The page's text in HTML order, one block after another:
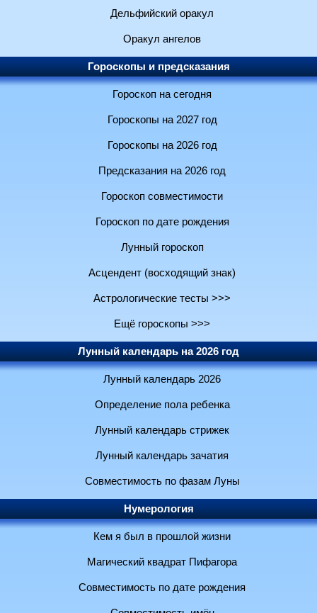
Дельфийский оракул
Оракул ангелов
Гороскопы и предсказания
Гороскоп на сегодня
Гороскопы на 2027 год
Гороскопы на 2026 год
Предсказания на 2026 год
Гороскоп совместимости
Гороскоп по дате рождения
Лунный гороскоп
Асцендент (восходящий знак)
Астрологические тесты >>>
Ещё гороскопы >>>
Лунный календарь на 2026 год
Лунный календарь 2026
Определение пола ребенка
Лунный календарь стрижек
Лунный календарь зачатия
Совместимость по фазам Луны
Нумерология
Кем я был в прошлой жизни
Магический квадрат Пифагора
Совместимость по дате рождения